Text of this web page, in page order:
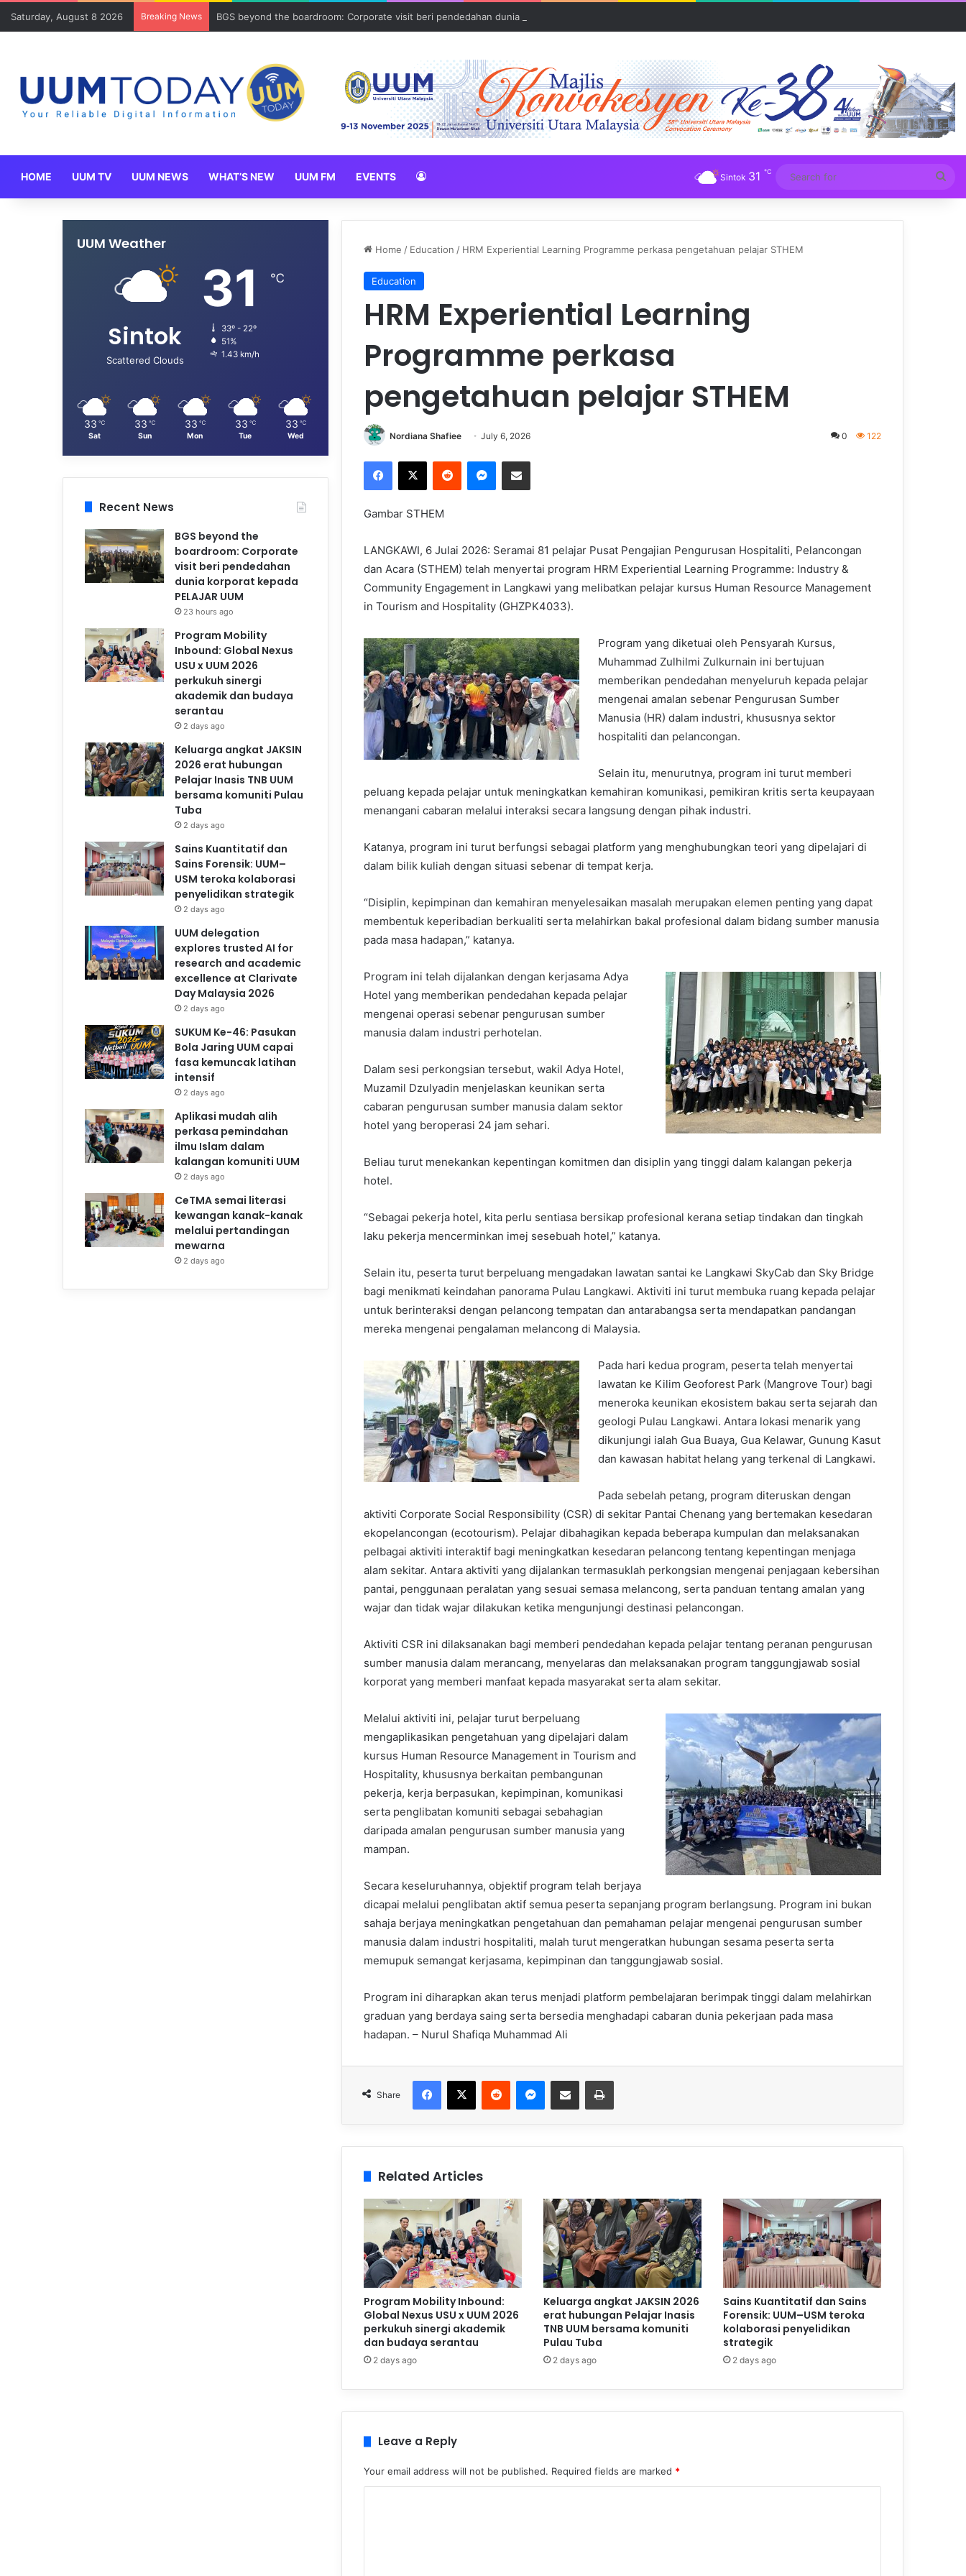
Saturday, August 8 2026 Breaking News BGS beyond the boardroom: Corporate visit beri pendedahan dunia korporat kepada PELAJAR UUM
HOME UUM TV UUM NEWS WHAT’S NEW UUM FM EVENTS Sintok 31 ℃
for
Home / Education / HRM Experiential Learning Programme perkasa pengetahuan pelajar STHEM
Education
HRM Experiential Learning
Programme perkasa
pengetahuan pelajar STHEM
Nordiana Shafiee July 6, 2026 0 122
Gambar STHEM
LANGKAWI, 6 Julai 2026: Seramai 81 pelajar Pusat Pengajian Pengurusan Hospitaliti, Pelancongan
dan Acara (STHEM) telah menyertai program HRM Experiential Learning Programme: Industry &
Community Engagement in Langkawi yang melibatkan pelajar kursus Human Resource Management
in Tourism and Hospitality (GHZPK4033).
Program yang diketuai oleh Pensyarah Kursus,
Muhammad Zulhilmi Zulkurnain ini bertujuan
memberikan pendedahan menyeluruh kepada pelajar
mengenai amalan sebenar Pengurusan Sumber
Manusia (HR) dalam industri, khususnya sektor
hospitaliti dan pelancongan.
Selain itu, menurutnya, program ini turut memberi
peluang kepada pelajar untuk meningkatkan kemahiran komunikasi, pemikiran kritis serta keupayaan
menangani cabaran melalui interaksi secara langsung dengan pihak industri.
Katanya, program ini turut berfungsi sebagai platform yang menghubungkan teori yang dipelajari di
dalam bilik kuliah dengan situasi sebenar di tempat kerja.
“Disiplin, kepimpinan dan kemahiran menyelesaikan masalah merupakan elemen penting yang dapat
membentuk keperibadian berkualiti serta melahirkan bakal profesional dalam bidang sumber manusia
pada masa hadapan,” katanya.
Program ini telah dijalankan dengan kerjasama Adya
Hotel yang memberikan pendedahan kepada pelajar
mengenai operasi sebenar pengurusan sumber
manusia dalam industri perhotelan.
Dalam sesi perkongsian tersebut, wakil Adya Hotel,
Muzamil Dzulyadin menjelaskan keunikan serta
cabaran pengurusan sumber manusia dalam sektor
hotel yang beroperasi 24 jam sehari.
Beliau turut menekankan kepentingan komitmen dan disiplin yang tinggi dalam kalangan pekerja
hotel.
“Sebagai pekerja hotel, kita perlu sentiasa bersikap profesional kerana setiap tindakan dan tingkah
laku pekerja mencerminkan imej sesebuah hotel,” katanya.
Selain itu, peserta turut berpeluang mengadakan lawatan santai ke Langkawi SkyCab dan Sky Bridge
bagi menikmati keindahan panorama Pulau Langkawi. Aktiviti ini turut membuka ruang kepada pelajar
untuk berinteraksi dengan pelancong tempatan dan antarabangsa serta mendapatkan pandangan
mereka mengenai pengalaman melancong di Malaysia.
Pada hari kedua program, peserta telah menyertai
lawatan ke Kilim Geoforest Park (Mangrove Tour) bagi
meneroka keunikan ekosistem bakau serta sejarah dan
geologi Pulau Langkawi. Antara lokasi menarik yang
dikunjungi ialah Gua Buaya, Gua Kelawar, Gunung Kasut
dan kawasan habitat helang yang terkenal di Langkawi.
Pada sebelah petang, program diteruskan dengan
aktiviti Corporate Social Responsibility (CSR) di sekitar Pantai Chenang yang bertemakan kesedaran
ekopelancongan (ecotourism). Pelajar dibahagikan kepada beberapa kumpulan dan melaksanakan
pelbagai aktiviti interaktif bagi meningkatkan kesedaran pelancong tentang kepentingan menjaga
alam sekitar. Antara aktiviti yang dijalankan termasuklah perkongsian mengenai penjagaan kebersihan
pantai, penggunaan peralatan yang sesuai semasa melancong, serta panduan tentang amalan yang
wajar dan tidak wajar dilakukan ketika mengunjungi destinasi pelancongan.
Aktiviti CSR ini dilaksanakan bagi memberi pendedahan kepada pelajar tentang peranan pengurusan
sumber manusia dalam merancang, menyelaras dan melaksanakan program tanggungjawab sosial
korporat yang memberi manfaat kepada masyarakat serta alam sekitar.
Melalui aktiviti ini, pelajar turut berpeluang
mengaplikasikan pengetahuan yang dipelajari dalam
kursus Human Resource Management in Tourism and
Hospitality, khususnya berkaitan pembangunan
pekerja, kerja berpasukan, kepimpinan, komunikasi
serta penglibatan komuniti sebagai sebahagian
daripada amalan pengurusan sumber manusia yang
mampan.
Secara keseluruhannya, objektif program telah berjaya
dicapai melalui penglibatan aktif semua peserta sepanjang program berlangsung. Program ini bukan
sahaja berjaya meningkatkan pengetahuan dan pemahaman pelajar mengenai pengurusan sumber
manusia dalam industri hospitaliti, malah turut mengeratkan hubungan sesama peserta serta
memupuk semangat kerjasama, kepimpinan dan tanggungjawab sosial.
Program ini diharapkan akan terus menjadi platform pembelajaran berimpak tinggi dalam melahirkan
graduan yang berdaya saing serta bersedia menghadapi cabaran dunia pekerjaan pada masa
hadapan. – Nurul Shafiqa Muhammad Ali
Share
Related Articles
Program Mobility Inbound:
Global Nexus USU x UUM 2026
perkukuh sinergi akademik
dan budaya serantau
2 days ago
Keluarga angkat JAKSIN 2026
erat hubungan Pelajar Inasis
TNB UUM bersama komuniti
Pulau Tuba
2 days ago
Sains Kuantitatif dan Sains
Forensik: UUM–USM teroka
kolaborasi penyelidikan
strategik
2 days ago
Leave a Reply
Your email address will not be published. Required fields are marked *
UUM Weather
Sintok
Scattered Clouds
31 ℃
33º - 22º
51%
1.43 km/h
33 ℃
Sat
33 ℃
Sun
33 ℃
Mon
33 ℃
Tue
33 ℃
Wed
Recent News
BGS beyond the
boardroom: Corporate
visit beri pendedahan
dunia korporat kepada
PELAJAR UUM
23 hours ago
Program Mobility
Inbound: Global Nexus
USU x UUM 2026
perkukuh sinergi
akademik dan budaya
serantau
2 days ago
Keluarga angkat JAKSIN
2026 erat hubungan
Pelajar Inasis TNB UUM
bersama komuniti Pulau
Tuba
2 days ago
Sains Kuantitatif dan
Sains Forensik: UUM–
USM teroka kolaborasi
penyelidikan strategik
2 days ago
UUM delegation
explores trusted AI for
research and academic
excellence at Clarivate
Day Malaysia 2026
2 days ago
SUKUM Ke-46: Pasukan
Bola Jaring UUM capai
fasa kemuncak latihan
intensif
2 days ago
Aplikasi mudah alih
perkasa pemindahan
ilmu Islam dalam
kalangan komuniti UUM
2 days ago
CeTMA semai literasi
kewangan kanak-kanak
melalui pertandingan
mewarna
2 days ago